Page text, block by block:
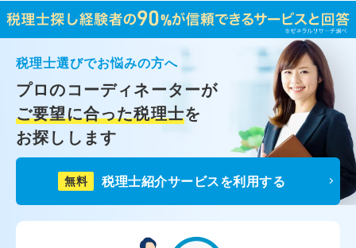
税理士選びでお悩みの方へ
プロのコーディネーターが
ご要望に合った税理士を
お探しします
無料 税理士紹介サービスを利用する